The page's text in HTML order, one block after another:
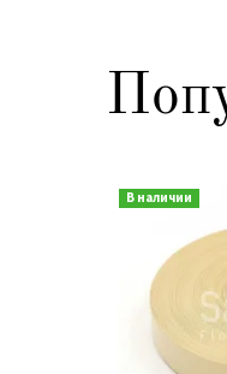
В наличии